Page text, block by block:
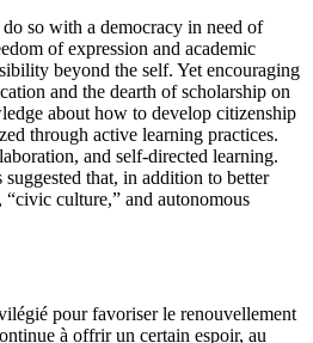
so with a democracy in need of
of expression and academic
beyond the self. Yet encouraging
and the dearth of scholarship on
about how to develop citizenship
through active learning practices.
and self-directed learning.
that, in addition to better
culture,” and autonomous
pour favoriser le renouvellement
à offrir un certain espoir, au